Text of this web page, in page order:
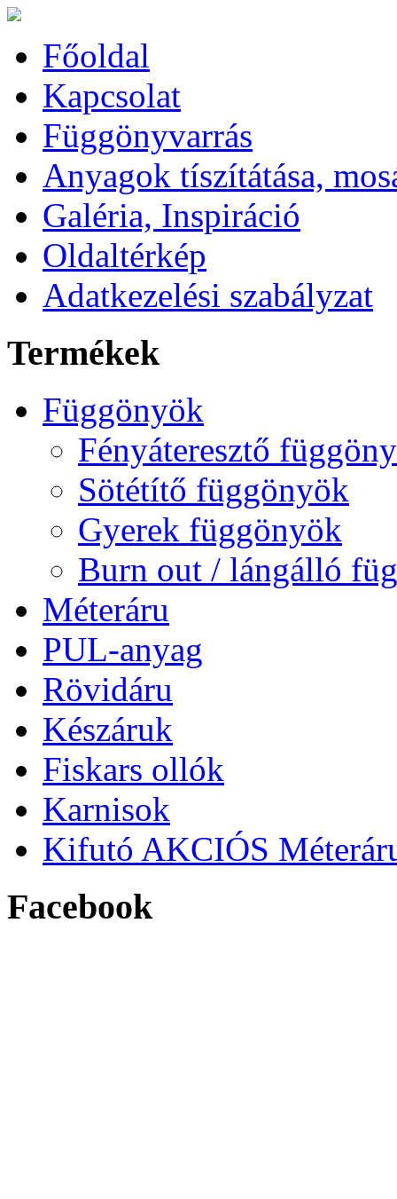
Főoldal
Kapcsolat
Függönyvarrás
Anyagok tíszítátása,
Galéria, Inspiráció
Oldaltérkép
Adatkezelési szabályzat
Termékek
Függönyök
Fényáteresztő
Sötétítő függönyök
Gyerek függönyök
Burn out / lángálló
Méteráru
PUL-anyag
Rövidáru
Készáruk
Fiskars ollók
Karnisok
Kifutó AKCIÓS
Facebook